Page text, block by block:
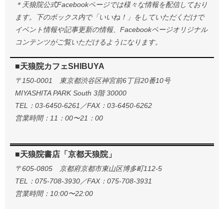
＊天狼院公式Facebookページでは様々な情報を配信しており
ます。下のボックス内で「いいね！」をしていただくだけで
イベント情報や記事更新の情報、Facebookページオリジナル
コンテンツがご覧いただけるようになります。
■天狼院カフェSHIBUYA
〒150-0001 東京都渋谷区神宮前6丁目20番10号
MIYASHITA PARK South 3階 30000
TEL：03-6450-6261／FAX：03-6450-6262
営業時間：11：00〜21：00
■天狼院書店「京都天狼院」
〒605-0805 京都府京都市東山区博多町112-5
TEL：075-708-3930／FAX：075-708-3931
営業時間：10:00〜22:00